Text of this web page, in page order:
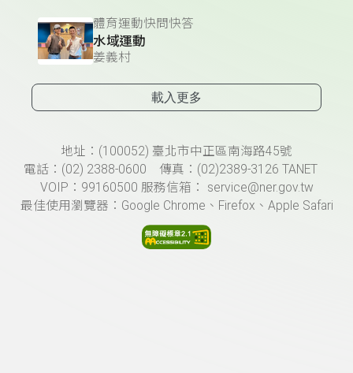
體育運動快問快答
水域運動
姜義村
載入更多
頁尾資訊地址：(100052) 臺北市中正區南海路45號
電話：(02) 2388-0600 傳真：(02)2389-3126 TANET
VOIP：99160500 服務信箱： service@ner.gov.tw
最佳使用瀏覽器：Google Chrome、Firefox、Apple Safari